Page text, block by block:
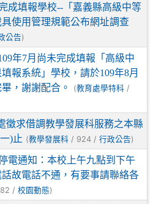
成填報學校--「嘉義縣高級中等
使用管理規範公布網址調查
公告)
年7月尚未完成填報「高級中
報系統」學校，請於109年8月
，謝謝配合。
(教育處學特科 /
徵求借調教學發展科服務之本縣
)止 (教學發展科 / 924 / 行政公告)
電通知：本校上午九點到下午
故電話不通，有要事請聯絡各
/ 校園動態)